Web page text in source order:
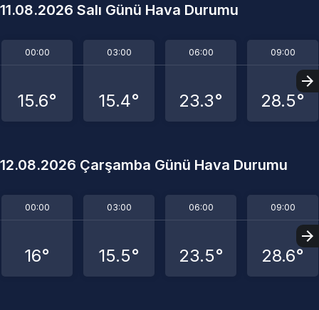
11.08.2026 Salı Günü Hava Durumu
00:00
15.6°
03:00
15.4°
06:00
23.3°
09:00
28.5°
12.08.2026 Çarşamba Günü Hava Durumu
00:00
16°
03:00
15.5°
06:00
23.5°
09:00
28.6°